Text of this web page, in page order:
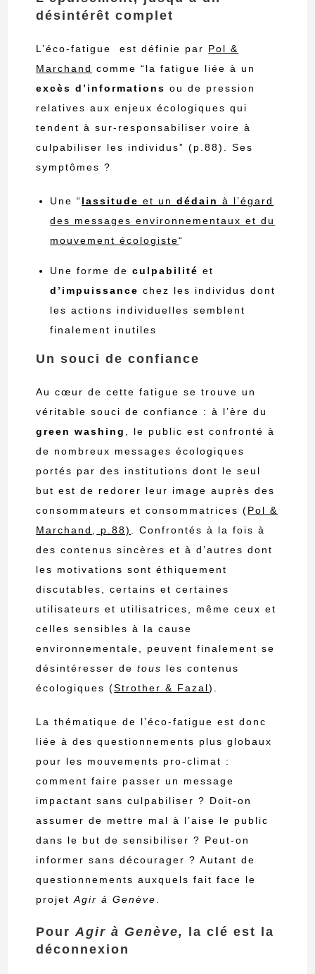
désintérêt complet
L’éco-fatigue est définie par Pol &
Marchand comme “la fatigue liée à un
excès d’informations ou de pression
relatives aux enjeux écologiques qui
tendent à sur-responsabiliser voire à
culpabiliser les individus” (p.88). Ses
symptômes ?
Une “lassitude et undédain à l’égard
des messages environnementaux et du
mouvement écologiste“
Une forme deculpabilité et
d’impuissance chez les individus dont
les actions individuelles semblent
finalement inutiles
Un souci de confiance
Au cœur de cette fatigue se trouve un
véritable souci de confiance : à l’ère du
green washing
, le public est confronté à
de nombreux messages écologiques
portés par des institutions dont le seul
but est de redorer leur image auprès des
consommateurs et consommatrices (Pol &
Marchand
p.88)
. Confrontés à la fois à
des contenus sincères et à d’autres dont
les motivations sont éthiquement
discutables, certains et certaines
utilisateurs et utilisatrices, même ceux et
celles sensibles à la cause
environnementale, peuvent finalement se
désintéresser detous les contenus
écologiques (Strother & Fazal)
La thématique de l’éco-fatigue est donc
liée à des questionnements plus globaux
pour les mouvements pro-climat :
comment faire passer un message
impactant sans culpabiliser ? Doit-on
assumer de mettre mal à l’aise le public
dans le but de sensibiliser ? Peut-on
informer sans décourager ? Autant de
questionnements auxquels fait face le
projetAgir à Genève
PourAgir à Genève, la clé est la
déconnexion